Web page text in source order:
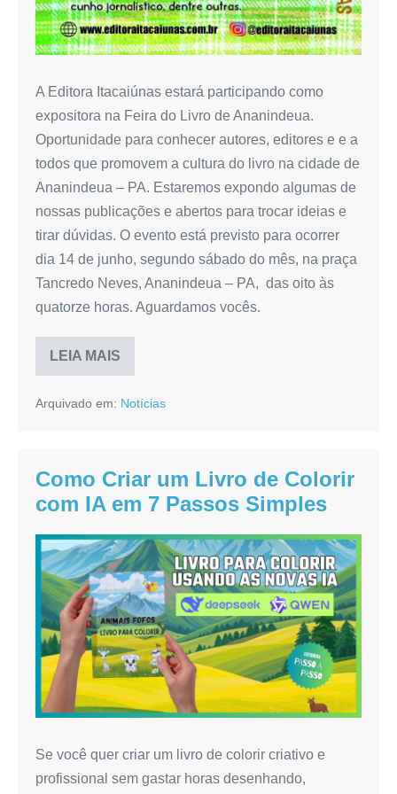
A Editora Itacaiúnas estará participando como
expositora na Feira do Livro de Ananindeua.
Oportunidade para conhecer autores, editores e e a
todos que promovem a cultura do livro na cidade de
Ananindeua – PA. Estaremos expondo algumas de
nossas publicações e abertos para trocar ideias e
tirar dúvidas. O evento está previsto para ocorrer
dia 14 de junho, segundo sábado do mês, na praça
Tancredo Neves, Ananindeua – PA, das oito às
quatorze horas. Aguardamos vocês.
LEIA MAIS
Editora
Itacaiúnas
Feira
2ª
edição
Arquivado em: Notícias
Como Criar um Livro de Colorir
com IA em 7 Passos Simples
Como
Criar
um
Livro
de
Colorir
com
IA
7
Passos
Se você quer criar um livro de colorir criativo e
profissional sem gastar horas desenhando,